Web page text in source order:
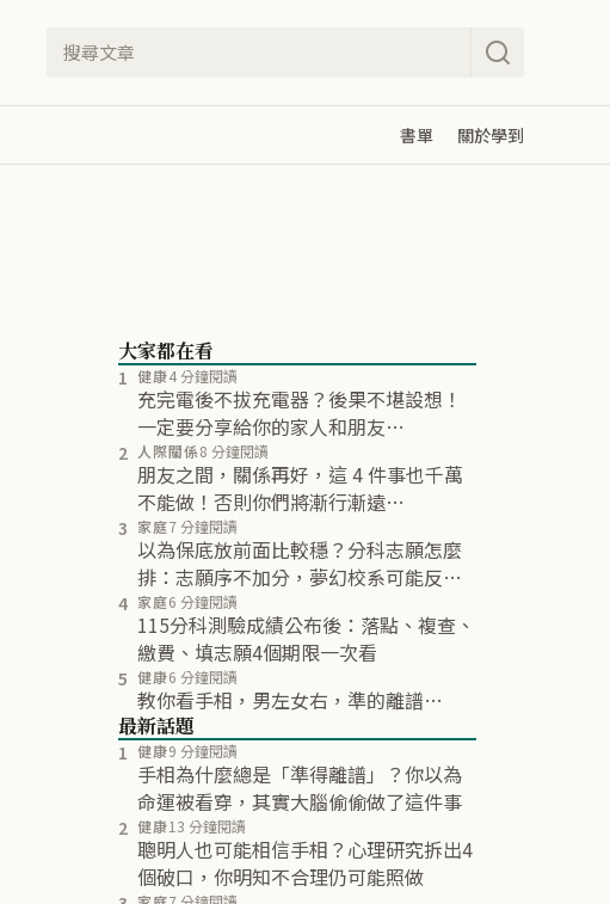
書單 關於學到
大家都在看
1 健康4 分鐘閱讀
充完電後不拔充電器？後果不堪設想！
一定要分享給你的家人和朋友…
2 人際關係8 分鐘閱讀
朋友之間，關係再好，這 4 件事也千萬
不能做！否則你們將漸行漸遠…
3 家庭7 分鐘閱讀
以為保底放前面比較穩？分科志願怎麼
排：志願序不加分，夢幻校系可能反而
不再分發
4 家庭6 分鐘閱讀
115分科測驗成績公布後：落點、複查、
繳費、填志願4個期限一次看
5 健康6 分鐘閱讀
教你看手相，男左女右，準的離譜…
最新話題
1 健康9 分鐘閱讀
手相為什麼總是「準得離譜」？你以為
命運被看穿，其實大腦偷偷做了這件事
2 健康13 分鐘閱讀
聰明人也可能相信手相？心理研究拆出4
個破口，你明知不合理仍可能照做